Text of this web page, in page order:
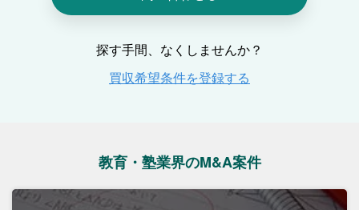
教育・塾業界のM&A案件